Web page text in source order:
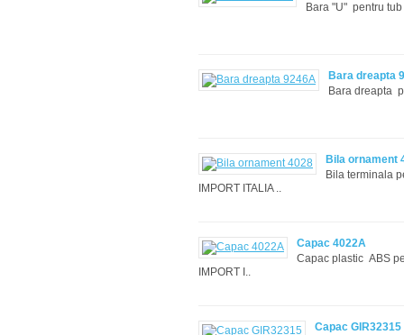
Bara "U" pentru
Bara dreapta
Bara dreapta
Bila ornament
Bila terminala
IMPORT ITALIA ..
Capac 4022A
Capac plastic ABS
IMPORT I..
Capac GIR32315